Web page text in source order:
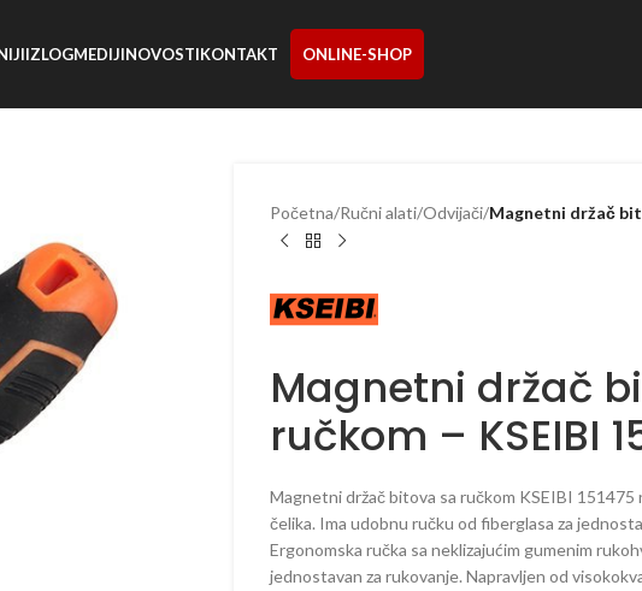
IZLOGMEDIJINOVOSTIKONTAKT ONLINE-SHOP
Početna/Ručni alati/Odvijači/Magnetni držač
Magnetni držač
ručkom – KSEIBI
Magnetni držač bitova sa ručkom KSEIBI
čelika. Ima udobnu ručku od fiberglasa za
Ergonomska ručka sa neklizajućim gumenim
jednostavan za rukovanje. Napravljen od